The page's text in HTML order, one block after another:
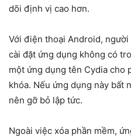
dõi định vị cao hơn.
Với điện thoại Android,
cài đặt ứng dụng không có
một ứng dụng tên Cydia cho
khóa. Nếu ứng dụng này bất
nên gỡ bỏ lập tức.
Ngoài việc xóa phần mềm,